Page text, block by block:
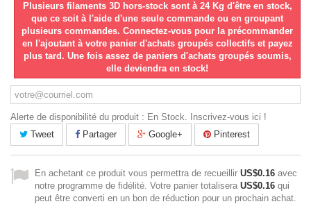
Plusieurs filaments 3D hors-stock sont à 24 Kg d'être en stock,
que ce soit à l'aide d'une seule commande ou en groupant
plusieurs commandes. Connectez-vous pour la précommander
en l'ajoutant à votre panier d'achats groupés collectifs et payez
plus tard. Une fois assez de paniers d'achats groupés soumis,
elle deviendra en stock!
Alerte de disponibilité du produit : En Stock. Inscrivez-vous ici !
Tweet
Partager Google+ Pinterest
En achetant ce produit vous permettra de recueillir US$0.16 avec
notre programme de fidélité. Votre panier totalisera US$0.16 qui
peut être converti en un bon de réduction pour un prochain achat.